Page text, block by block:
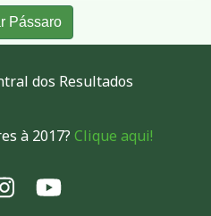
Pássaro
dos Resultados
à 2017? Clique aqui!